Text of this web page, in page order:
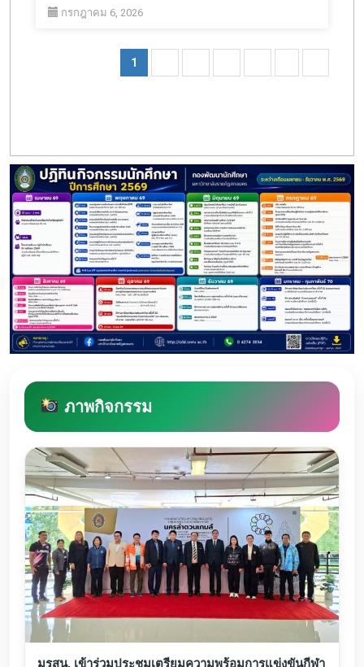
กรกฎาคม 6, 2026
1
ภาพกิจกรรม
มรสน. เข้าร่วมประชุมเตรียมความพร้อมการแข่งขันกีฬา